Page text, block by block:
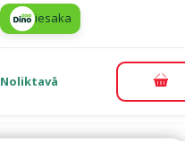
iesaka
Noliktavā